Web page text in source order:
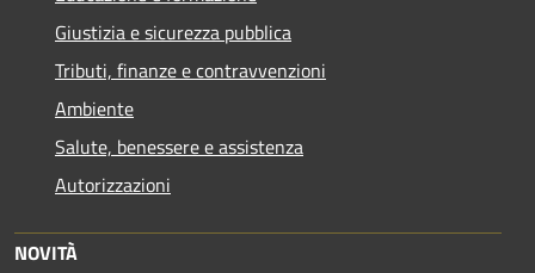
Giustizia e sicurezza pubblica
Tributi, finanze e contravvenzioni
Ambiente
Salute, benessere e assistenza
Autorizzazioni
NOVITÀ